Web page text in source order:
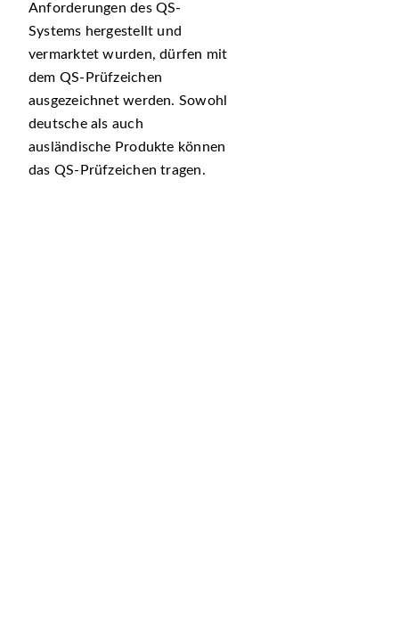
Anforderungen des QS-
Systems hergestellt und
vermarktet wurden, dürfen mit
dem QS-Prüfzeichen
ausgezeichnet werden. Sowohl
deutsche als auch
ausländische Produkte können
das QS-Prüfzeichen tragen.